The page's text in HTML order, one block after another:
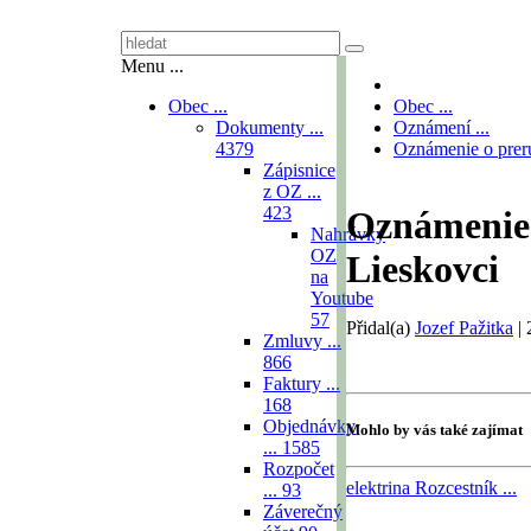
Menu ...
Obec ...
Dokumenty ...
4379
Zápisnice
z OZ ...
423
Nahrávky
OZ
na
Youtube
57
Zmluvy ...
866
Faktury ...
168
Objednávky
... 1585
Rozpočet
... 93
Záverečný
Obec ...
Oznámení ...
Oznámenie o
Lieskovci
Přidal(a) Jozef Pažitka |
Mohlo by vás také zajímat
elektrina Rozcestník ...